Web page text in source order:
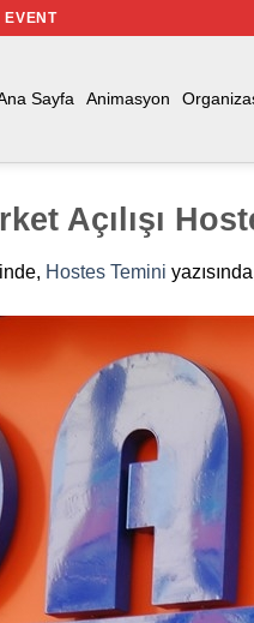
EVENT
Sayfa Animasyon
Açılışı
Hostes Temini